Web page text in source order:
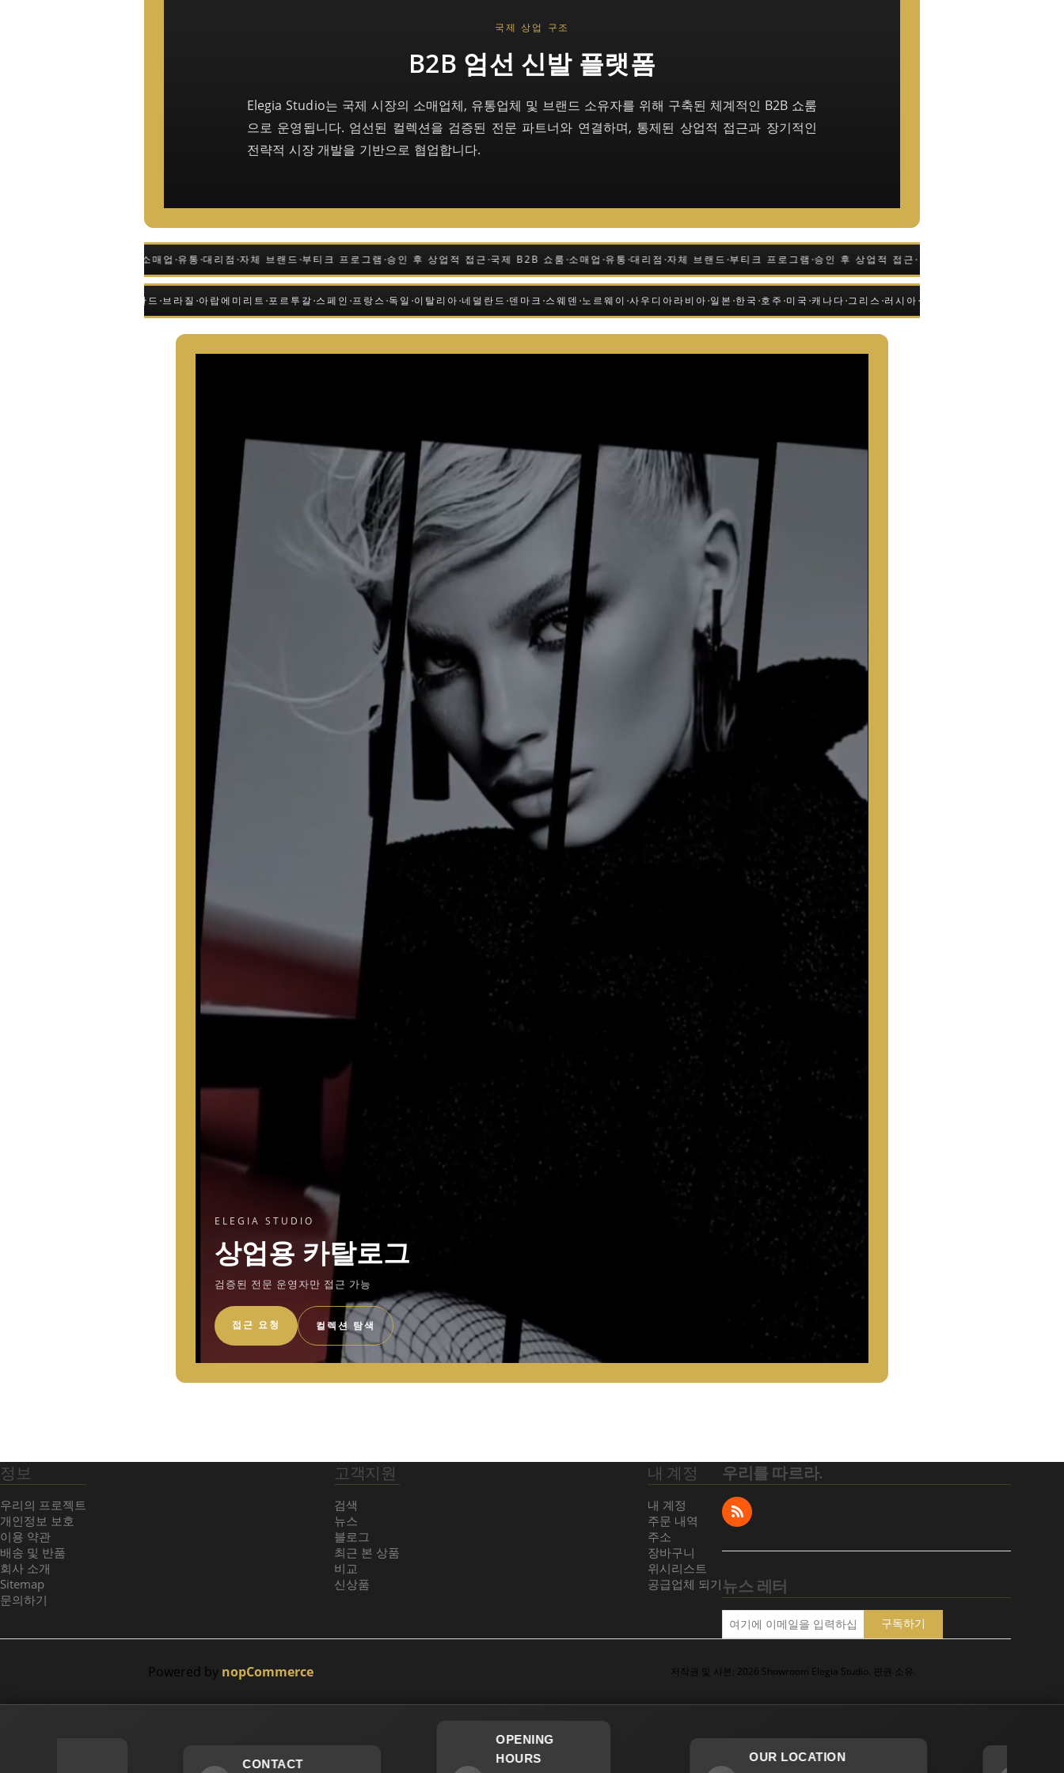
국제 상업 구조
B2B 엄선 신발 플랫폼
Elegia Studio는 국제 시장의 소매업체, 유통업체 및 브랜드 소유자를 위해 구축된 체계적인 B2B 쇼룸
으로 운영됩니다. 엄선된 컬렉션을 검증된 전문 파트너와 연결하며, 통제된 상업적 접근과 장기적인
전략적 시장 개발을 기반으로 협업합니다.
소매업·유통·대리점·자체 브랜드·부티크 프로그램·승인 후 상업적 접근·국제 B2B 쇼룸·소매업·유통·대리점·자체 브랜드·부티크 프로그램·승인 후 상업적 접근·
러시아·폴란드·브라질·아랍에미리트·포르투갈·스페인·프랑스·독일·이탈리아·네덜란드·덴마크·스웨덴·노르웨이·사우디아라비아·일본·한국·호주·미국·캐나다·그리스·러시아
ELEGIA STUDIO
상업용 카탈로그
검증된 전문 운영자만 접근 가능
접근 요청 컬렉션 탐색
정보
우리의 프로젝트
개인정보 보호
이용 약관
배송 및 반품
회사 소개
Sitemap
문의하기
고객지원
검색
뉴스
블로그
최근 본 상품
비교
신상품
내 계정
내 계정
주문 내역
주소
장바구니
위시리스트
공급업체 되기
우리를 따르라.
뉴스 레터
구독하기
저작권 및 사본; 2026 Showroom Elegia Studio. 판권 소유.
Powered by nopCommerce
CONTACT
OPENING
OUR LOCATION